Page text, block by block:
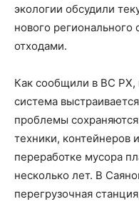
экологии обсудили
нового
отходами.
Как сообщили в ВС РХ,
система
проблемы
техники, контейнеров
переработке мусора
несколько лет. В
перегрузочная